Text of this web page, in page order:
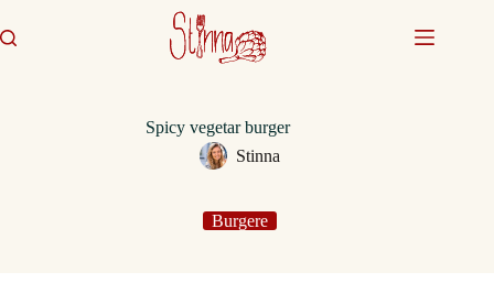
til
indhold
Spicy vegetar burger
Stinna
Burgere